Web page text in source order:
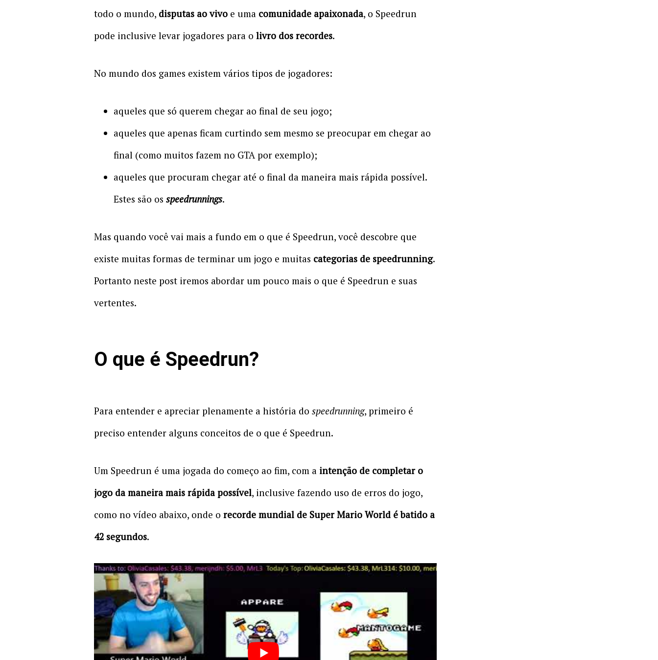
todo o mundo, disputas ao vivo e uma comunidade apaixonada, o Speedrun
pode inclusive levar jogadores para o livro dos recordes.
No mundo dos games existem vários tipos de jogadores:
aqueles que só querem chegar ao final de seu jogo;
aqueles que apenas ficam curtindo sem mesmo se preocupar em chegar ao
final (como muitos fazem no GTA por exemplo);
aqueles que procuram chegar até o final da maneira mais rápida possível.
Estes são os speedrunnings.
Mas quando você vai mais a fundo em o que é Speedrun, você descobre que
existe muitas formas de terminar um jogo e muitas categorias de speedrunning.
Portanto neste post iremos abordar um pouco mais o que é Speedrun e suas
vertentes.
O que é Speedrun?
Para entender e apreciar plenamente a história do speedrunning, primeiro é
preciso entender alguns conceitos de o que é Speedrun.
Um Speedrun é uma jogada do começo ao fim, com a intenção de completar o
jogo da maneira mais rápida possível, inclusive fazendo uso de erros do jogo,
como no vídeo abaixo, onde o recorde mundial de Super Mario World é batido a
42 segundos.